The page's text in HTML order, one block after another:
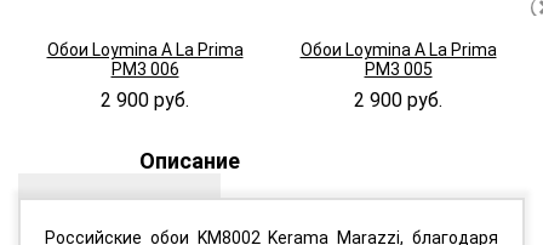
Обои Loymina A La Prima
PM3 006
2 900 руб.
Обои Loymina A La Prima
PM3 005
2 900 руб.
Описание
Российские обои KM8002 Kerama Marazzi, благодаря